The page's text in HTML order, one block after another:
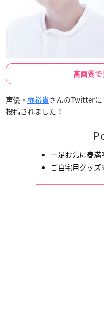
高画質
声優・ 梶裕貴さんのTwitterに
投稿されました！
一足お先に春満
ご自宅用グッ